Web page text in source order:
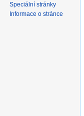
Speciální stránky
Informace o stránce